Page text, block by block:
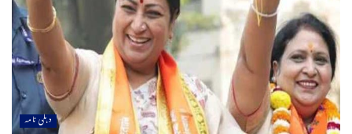
دہلی نامہ